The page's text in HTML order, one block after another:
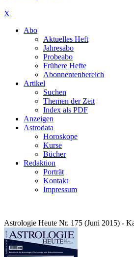
X
Abo
Aktuelles Heft
Jahresabo
Probeabo
Frühere Hefte
Abonnentenbereich
Artikel
Suchen
Themen der Zeit
Index als PDF
Anzeigen
Astrodata
Horoskope
Kurse
Bücher
Redaktion
Porträt
Kontakt
Impressum
Astrologie Heute Nr. 175 (Juni 2015) -